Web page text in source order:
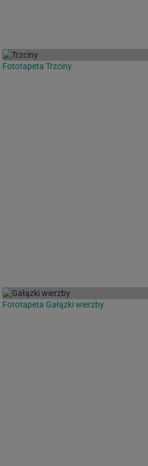
Fototapeta Trzciny
Fototapeta Gałązki wierzby